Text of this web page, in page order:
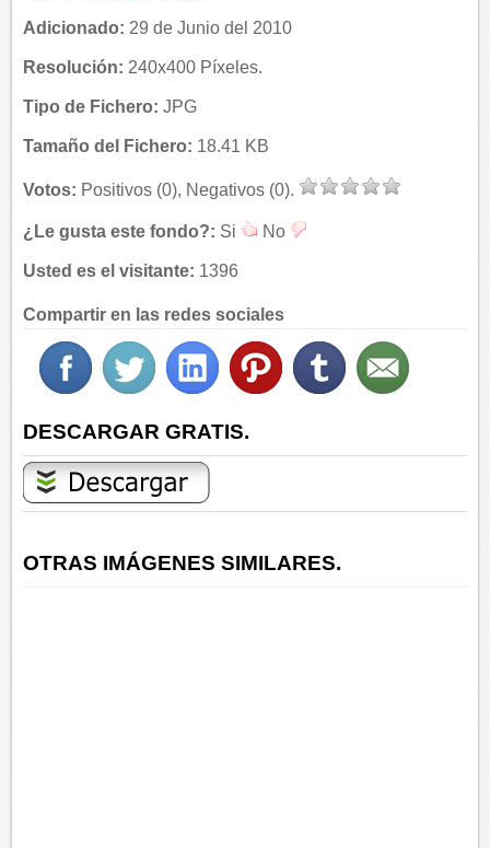
Adicionado: 29 de Junio del 2010
Resolución: 240x400 Píxeles.
Tipo de Fichero: JPG
Tamaño del Fichero: 18.41 KB
Votos: Positivos (0), Negativos (0).
¿Le gusta este fondo?: Si No
Usted es el visitante: 1396
Compartir en las redes sociales
DESCARGAR GRATIS.
OTRAS IMÁGENES SIMILARES.